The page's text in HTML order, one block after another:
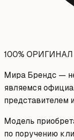
100% ОРИГИНАЛ
Мира Брендс —
являемся
представителем
Модель
по поручению